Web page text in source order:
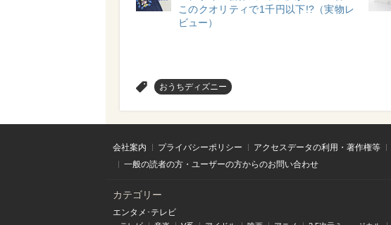
このクオリティで1千円以下!?（実物レ
ビュー）
おうちディズニー
会社案内 プライバシーポリシー アクセスデータの利用・著作権等
一般の読者の方・ユーザーの方からのお問い合わせ
カテゴリー
エンタメ･テレビ